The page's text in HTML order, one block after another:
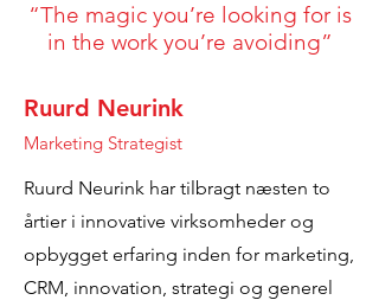
“The magic you’re looking for is
in the work you’re avoiding”
Ruurd Neurink
Marketing Strategist
Ruurd Neurink har tilbragt næsten to
årtier i innovative virksomheder og
opbygget erfaring inden for marketing,
CRM, innovation, strategi og generel